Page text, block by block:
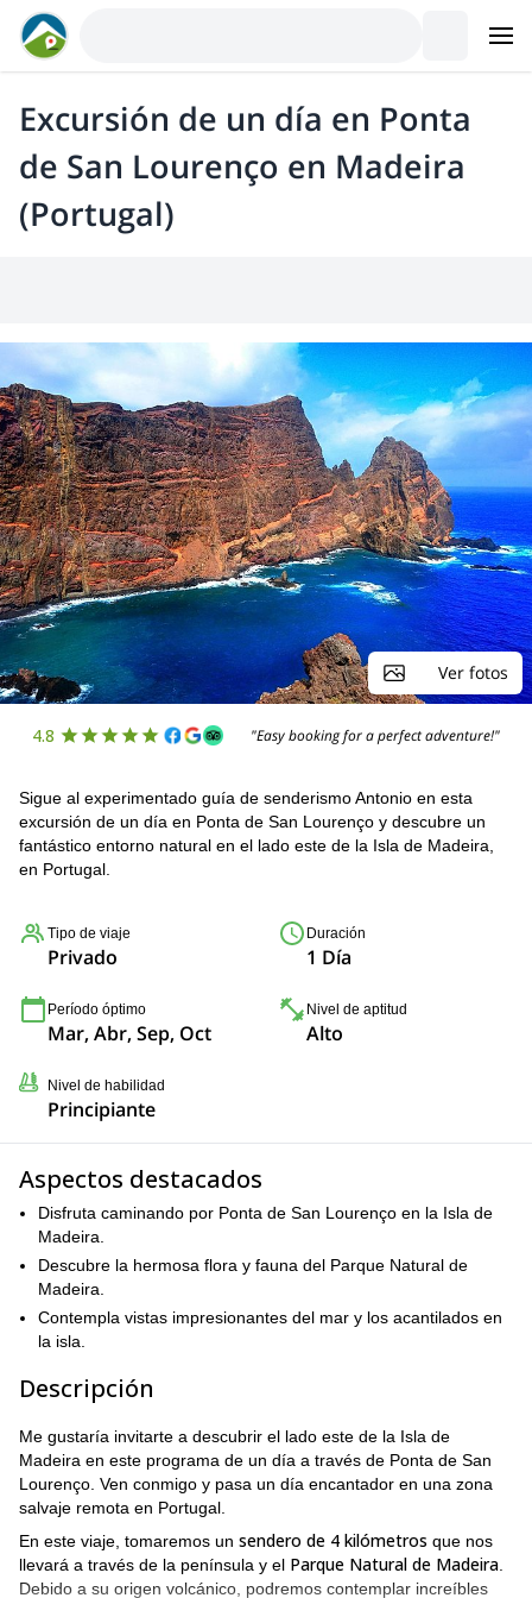
Excursión de un día en Ponta
de San Lourenço en Madeira
(Portugal)
Ver fotos
4.8 "Easy booking for a perfect adventure!"
Sigue al experimentado guía de senderismo Antonio en esta
excursión de un día en Ponta de San Lourenço y descubre un
fantástico entorno natural en el lado este de la Isla de Madeira,
en Portugal.
Tipo de viaje
Privado
Duración
1 Día
Período óptimo
Mar, Abr, Sep, Oct
Nivel de aptitud
Alto
Nivel de habilidad
Principiante
Aspectos destacados
Disfruta caminando por Ponta de San Lourenço en la Isla de
Madeira.
Descubre la hermosa flora y fauna del Parque Natural de
Madeira.
Contempla vistas impresionantes del mar y los acantilados en
la isla.
Descripción
Me gustaría invitarte a descubrir el lado este de la Isla de
Madeira en este programa de un día a través de Ponta de San
Lourenço. Ven conmigo y pasa un día encantador en una zona
salvaje remota en Portugal.
En este viaje, tomaremos un sendero de 4 kilómetros que nos
llevará a través de la península y el Parque Natural de Madeira
Debido a su origen volcánico, podremos contemplar increíbles